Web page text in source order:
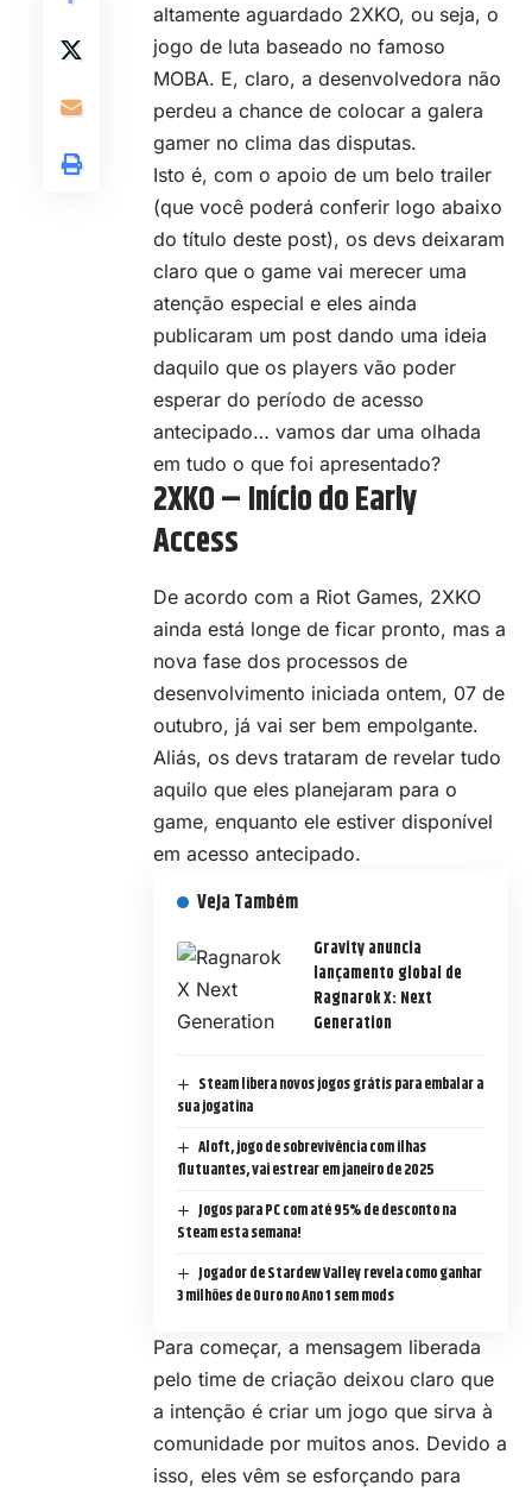
altamente aguardado 2XKO, ou seja, o
jogo de luta baseado no famoso
MOBA. E, claro, a desenvolvedora não
perdeu a chance de colocar a galera
gamer no clima das disputas.
Isto é, com o apoio de um belo trailer
(que você poderá conferir logo abaixo
do título deste post), os devs deixaram
claro que o game vai merecer uma
atenção especial e eles ainda
publicaram um post dando uma ideia
daquilo que os players vão poder
esperar do período de acesso
antecipado… vamos dar uma olhada
em tudo o que foi apresentado?
2XKO – Início do Early
Access
De acordo com a Riot Games, 2XKO
ainda está longe de ficar pronto, mas a
nova fase dos processos de
desenvolvimento iniciada ontem, 07 de
outubro, já vai ser bem empolgante.
Aliás, os devs trataram de revelar tudo
aquilo que eles planejaram para o
game, enquanto ele estiver disponível
em acesso antecipado.
Veja Também
Gravity anuncia
lançamento global de
Ragnarok X: Next
Generation
Steam libera novos jogos grátis para embalar a
sua jogatina
Aloft, jogo de sobrevivência com ilhas
flutuantes, vai estrear em janeiro de 2025
Jogos para PC com até 95% de desconto na
Steam esta semana!
Jogador de Stardew Valley revela como ganhar
3 milhões de Ouro no Ano 1 sem mods
Para começar, a mensagem liberada
pelo time de criação deixou claro que
a intenção é criar um jogo que sirva à
comunidade por muitos anos. Devido a
isso, eles vêm se esforçando para